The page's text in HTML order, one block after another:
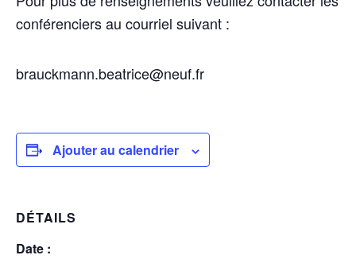
confé­ren­ciers au cour­riel suivant :
brauckmann.beatrice@neuf.fr
Ajouter au calendrier
DÉTAILS
Date :